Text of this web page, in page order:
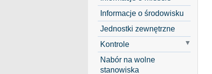
Informacje o środowisku
Jednostki zewnętrzne
Kontrole
Nabór na wolne
stanowiska